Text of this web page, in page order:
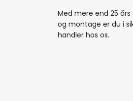
Med mere end 25
og montage er du i
handler hos os.